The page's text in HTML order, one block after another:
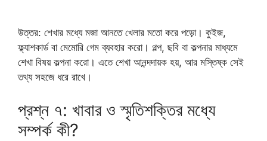
উত্তর: শেখার মধ্যে মজা আনতে খেলার মতো করে পড়ো। কুইজ,
ফ্ল্যাশকার্ড বা মেমোরি গেম ব্যবহার করো। গল্প, ছবি বা কল্পনার মাধ্যমে
শেখা বিষয় কল্পনা করো। এতে শেখা আনন্দদায়ক হয়, আর মস্তিষ্ক সেই
তথ্য সহজে ধরে রাখে।
প্রশ্ন ৭: খাবার ও স্মৃতিশক্তির মধ্যে
সম্পর্ক কী?